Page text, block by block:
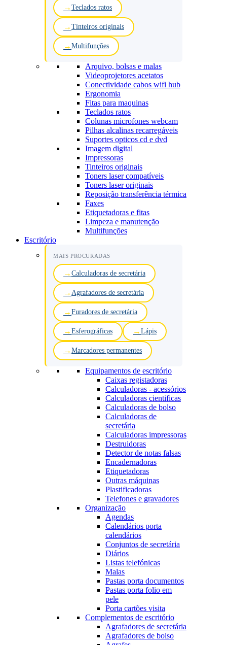
Teclados ratos
Tinteiros originais
Multifunções
Arquivo, bolsas e malas
Videoprojetores acetatos
Conectividade cabos wifi hub
Ergonomia
Fitas para maquinas
Teclados ratos
Colunas microfones webcam
Pilhas alcalinas recarregáveis
Suportes opticos cd e dvd
Imagem digital
Impressoras
Tinteiros originais
Toners laser compatíveis
Toners laser originais
Reposição transferência térmica
Faxes
Etiquetadoras e fitas
Limpeza e manutenção
Multifunções
Escritório
MAIS PROCURADAS
Calculadoras de secretária
Agrafadores de secretária
Furadores de secretária
Esferográficas Lápis
Marcadores permanentes
Equipamentos de escritório
Caixas registadoras
Calculadoras - acessórios
Calculadoras cientificas
Calculadoras de bolso
Calculadoras de
secretária
Calculadoras impressoras
Destruidoras
Detector de notas falsas
Encadernadoras
Etiquetadoras
Outras máquinas
Plastificadoras
Telefones e gravadores
Organização
Agendas
Calendários porta
calendários
Conjuntos de secretária
Diários
Listas telefónicas
Malas
Pastas porta documentos
Pastas porta folio em
pele
Porta cartões visita
Complementos de escritório
Agrafadores de secretária
Agrafadores de bolso